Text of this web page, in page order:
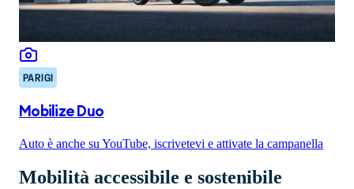
PARIGI
Mobilize Duo
Auto è anche su YouTube, iscrivetevi e attivate la campanella
Mobilità accessibile e sostenibile